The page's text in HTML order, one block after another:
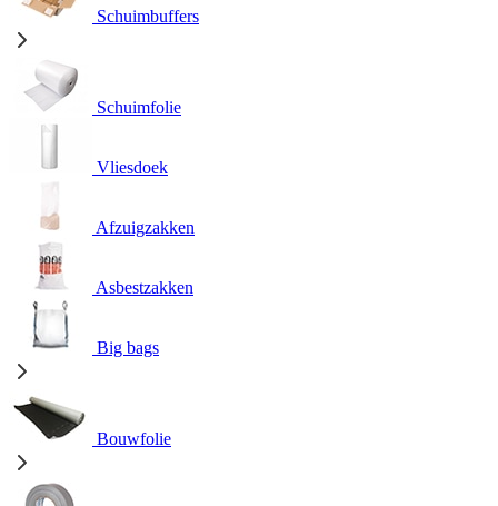
Schuimbuffers
Schuimfolie
Vliesdoek
Afzuigzakken
Asbestzakken
Big bags
Bouwfolie